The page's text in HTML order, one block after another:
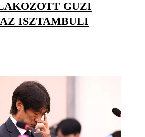
GUZI
ISZTAMBULI